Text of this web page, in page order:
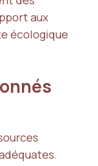
aux
écologique